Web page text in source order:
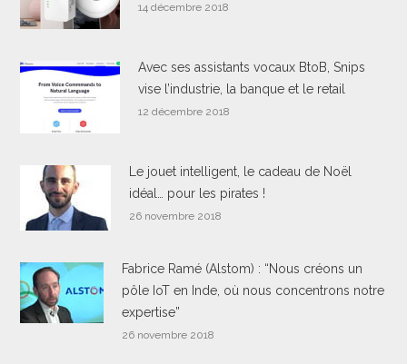
14 décembre 2018
Avec ses assistants vocaux BtoB, Snips
vise l’industrie, la banque et le retail
12 décembre 2018
Le jouet intelligent, le cadeau de Noël
idéal… pour les pirates !
26 novembre 2018
Fabrice Ramé (Alstom) : “Nous créons un
pôle IoT en Inde, où nous concentrons notre
expertise”
26 novembre 2018